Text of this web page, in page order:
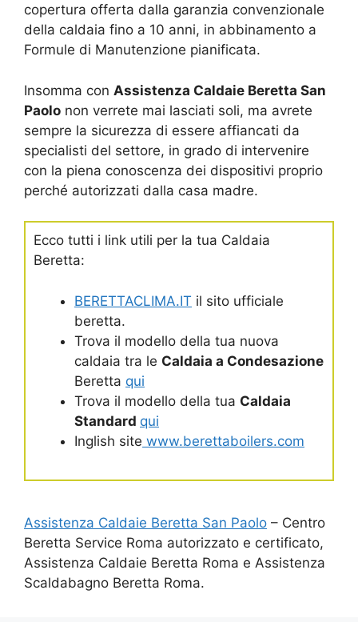
copertura offerta dalla garanzia convenzionale
della caldaia fino a 10 anni, in abbinamento a
Formule di Manutenzione pianificata.
Insomma con Assistenza Caldaie Beretta San
Paolo non verrete mai lasciati soli, ma avrete
sempre la sicurezza di essere affiancati da
specialisti del settore, in grado di intervenire
con la piena conoscenza dei dispositivi proprio
perché autorizzati dalla casa madre.
Ecco tutti i link utili per la tua Caldaia
Beretta:
BERETTACLIMA.IT il sito ufficiale
beretta.
Trova il modello della tua nuova
caldaia tra le Caldaia a Condesazione
Beretta qui
Trova il modello della tua Caldaia
Standard qui
Inglish site www.berettaboilers.com
Assistenza Caldaie Beretta San Paolo – Centro
Beretta Service Roma autorizzato e certificato,
Assistenza Caldaie Beretta Roma e Assistenza
Scaldabagno Beretta Roma.